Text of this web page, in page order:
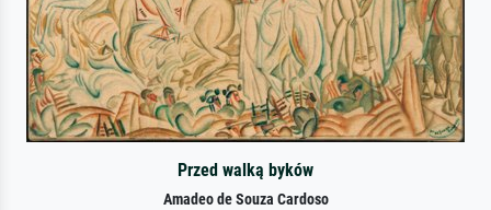
Przed walką byków
Amadeo de Souza Cardoso